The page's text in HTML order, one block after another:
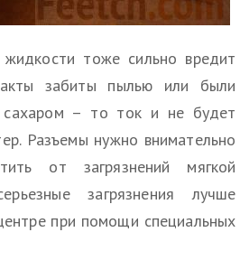
тоже сильно вредит
забиты пылью или были
– то ток и не будет
Разъемы нужно внимательно
от загрязнений мягкой
загрязнения лучше
при помощи специальных